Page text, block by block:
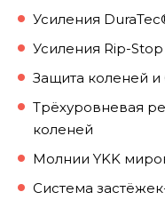
Усиления
Усиления Rip-Stop
Защита коленей
Трёхуровневая
коленей
Молнии YKK
Система